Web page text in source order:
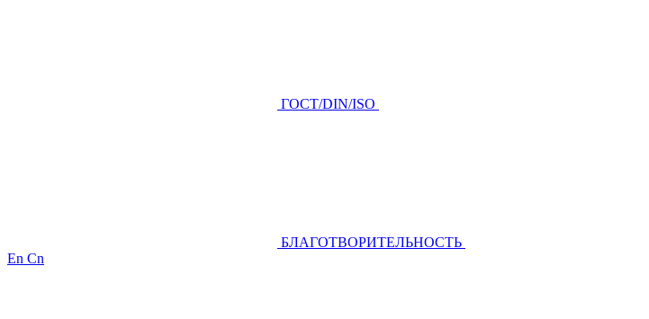
ГOCТ/DIN/ISO
БЛАГОТВОРИТЕЛЬНОСТЬ
En Cn